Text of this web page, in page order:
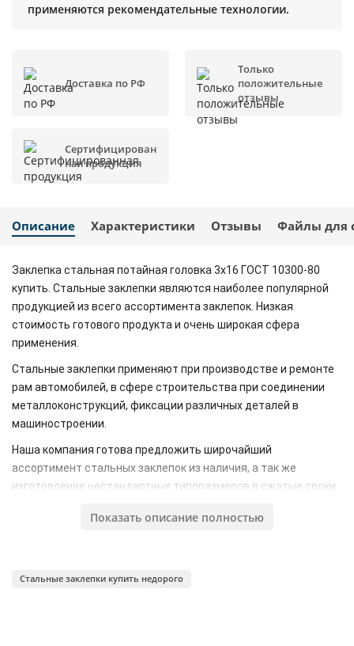
применяются рекомендательные технологии.
Доставка по РФ
Только
положительные
отзывы
Сертифицирован
ная продукция
Описание Характеристики Отзывы Файлы для
Заклепка стальная потайная головка 3x16 ГОСТ 10300-80
купить. Стальные заклепки являются наиболее популярной
продукцией из всего ассортимента заклепок. Низкая
стоимость готового продукта и очень широкая сфера
применения.
Стальные заклепки применяют при производстве и ремонте
рам автомобилей, в сфере строительства при соединении
металлоконструкций, фиксации различных деталей в
машиностроении.
Наша компания готова предложить широчайший
ассортимент стальных заклепок из наличия, а так же
изготовление нестандартных типоразмеров в сжатые сроки.
10300-80, ГОСТ 10301-80, ГОСТ 10302-80, ГОСТ 10303-80,
заклепок подбирается с учетом технических требований
Показать описание полностью
Стальные заклепки купить недорого